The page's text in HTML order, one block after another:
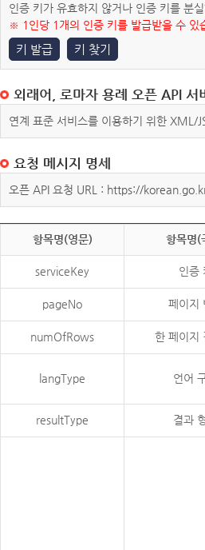
인증 키가 유효하지 않거나 인증 키를 분
※ 1인당 1개의 인증 키를 발급받을 수 있
키 발급 키 찾기
외래어, 로마자 용례 오픈 API 서
연계 표준 서비스를 이용하기 위한 XML/
요청 메시지 명세
오픈 API 요청 URL : https://
항목명(영문) 항목명(
serviceKey 인증
pageNo 페이지
numOfRows 한 페이지
langType 언어
resultType 결과